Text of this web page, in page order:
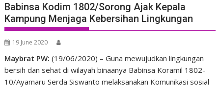
Babinsa Kodim 1802/Sorong Ajak Kepala
Kampung Menjaga Kebersihan Lingkungan
19 June 2020
Maybrat PW: (19/06/2020) – Guna mewujudkan lingkungan
bersih dan sehat di wilayah binaanya Babinsa Koramil 1802-
10/Ayamaru Serda Siswanto melaksanakan Komunikasi sosial